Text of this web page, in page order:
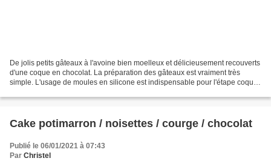
De jolis petits gâteaux à l'avoine bien moelleux et délicieusement recouverts
d'une coque en chocolat. La préparation des gâteaux est vraiment très
simple. L'usage de moules en silicone est indispensable pour l'étape coque
Cake potimarron / noisettes / courge / chocolat
Publié le 06/01/2021 à 07:43
Par Christel